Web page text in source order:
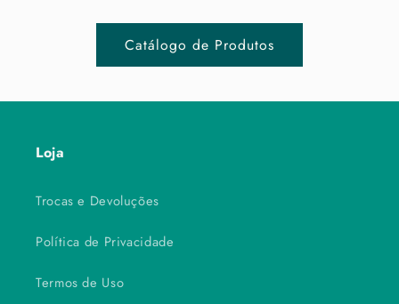
Catálogo de Produtos
Loja
Trocas e Devoluções
Política de Privacidade
Termos de Uso